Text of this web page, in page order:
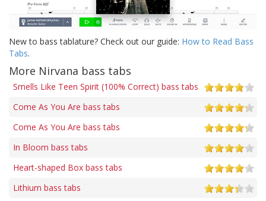
New to bass tablature? Check out our guide: How to Read Bass
Tabs.
More Nirvana bass tabs
Smells Like Teen Spirit (100% Correct) bass tabs
Come As You Are bass tabs
Come As You Are bass tabs
In Bloom bass tabs
Heart-shaped Box bass tabs
Lithium bass tabs